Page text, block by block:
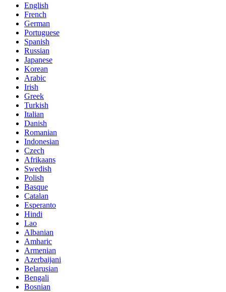
English
French
German
Portuguese
Spanish
Russian
Japanese
Korean
Arabic
Irish
Greek
Turkish
Italian
Danish
Romanian
Indonesian
Czech
Afrikaans
Swedish
Polish
Basque
Catalan
Esperanto
Hindi
Lao
Albanian
Amharic
Armenian
Azerbaijani
Belarusian
Bengali
Bosnian